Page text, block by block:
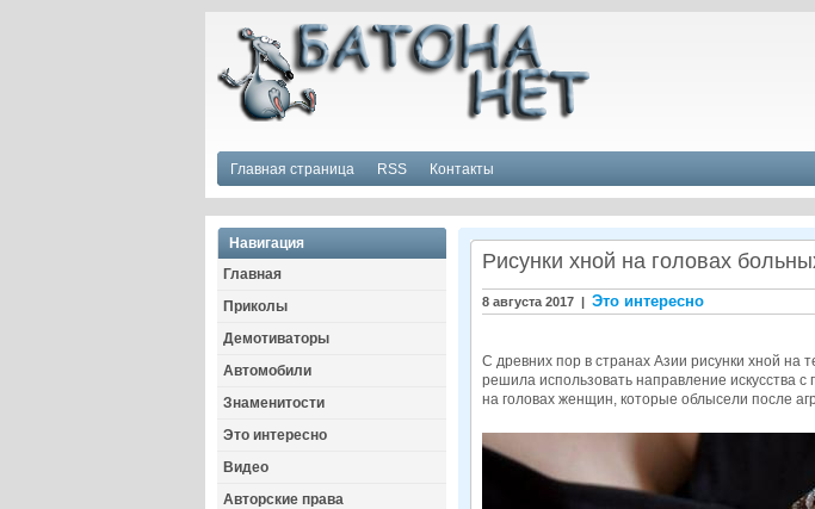
Главная страница RSS Контакты
Навигация
Главная
Приколы
Демотиваторы
Автомобили
Знаменитости
Это интересно
Видео
Авторские права
Рисунки хной на головах
8 августа 2017 | Это интересно
С древних пор в странах Азии рисунки хной на
решила использовать направление искусства
на головах женщин, которые облысели после